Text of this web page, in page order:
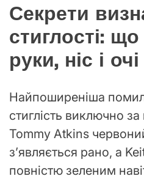
Секрети
стиглості:
руки, ніс і очі
Найпоширеніша
стиглість виключно
Tommy Atkins
з’являється рано, а
повністю зеленим